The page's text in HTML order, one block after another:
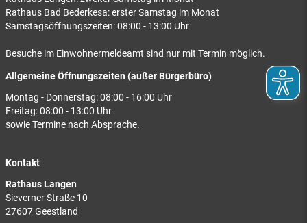
Rathaus Bad Bederkesa: erster Samstag im Monat
Samstagsöffnungszeiten: 08:00 - 13:00 Uhr
Besuche im Einwohnermeldeamt sind nur mit Termin möglich.
Allgemeine Öffnungszeiten (außer Bürgerbüro)
Montag - Donnerstag: 08:00 - 16:00 Uhr
Freitag: 08:00 - 13:00 Uhr
sowie Termine nach Absprache.
Kontakt
Rathaus Langen
Sieverner Straße 10
27607 Geestland